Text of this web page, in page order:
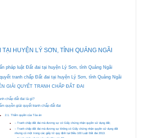
HUYỆN LÝ SƠN, TỈNH QUẢNG NGÃI
pháp luật Đất đai tại huyện Lý Sơn, tỉnh Quảng Ngãi
quyết tranh chấp Đất đai tại huyện Lý Sơn, tỉnh Quảng Ngãi
GIẢI QUYẾT TRANH CHẤP ĐẤT ĐAI
chấp đất đai là gì?
quyền giải quyết tranh chấp đất đai
2.1. Thẩm quyền của Tòa án
– Tranh chấp đất đai mà đương sự có Giấy chứng nhận quyền sử dụng đất;
– Tranh chấp đất đai mà đương sự không có Giấy chứng nhận quyền sử dụng đất
nhưng có một trong các giấy tờ quy định tại Điều 100 Luật Đất đai 2013: